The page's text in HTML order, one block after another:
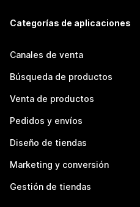
Categorías de aplicaciones
Canales de venta
Búsqueda de productos
Venta de productos
Pedidos y envíos
Diseño de tiendas
Marketing y conversión
Gestión de tiendas